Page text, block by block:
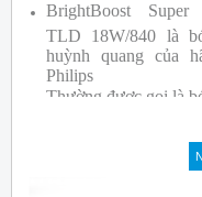
BrightBoost Super
TLD 18W/840 là
huỳnh quang của
Philips
Thường được gọi là
Bóng có độ hoàn